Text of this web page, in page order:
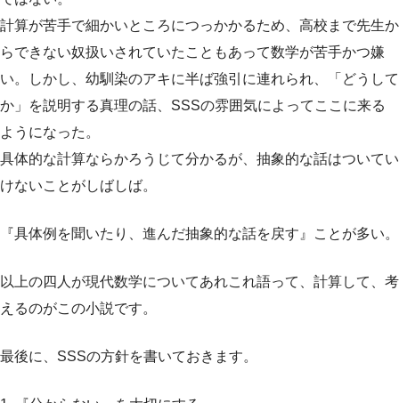
計算が苦手で細かいところにつっかかるため、高校まで先生か
らできない奴扱いされていたこともあって数学が苦手かつ嫌
い。しかし、幼馴染のアキに半ば強引に連れられ、「どうして
か」を説明する真理の話、SSSの雰囲気によってここに来る
ようになった。
具体的な計算ならかろうじて分かるが、抽象的な話はついてい
けないことがしばしば。
『具体例を聞いたり、進んだ抽象的な話を戻す』ことが多い。
以上の四人が現代数学についてあれこれ語って、計算して、考
えるのがこの小説です。
最後に、SSSの方針を書いておきます。